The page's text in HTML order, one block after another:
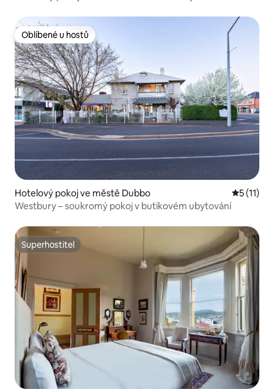
Oblíbené u hostů
Oblíbené u hostů
Hotelový pokoj ve městě Dubbo
5 (11)
Westbury – soukromý pokoj v butikovém ubytování
Superhostitel
Superhostitel